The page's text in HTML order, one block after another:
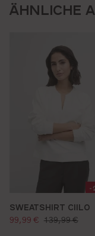
ÄHNLICHE
-
SWEATSHIRT CIILO
verkaufspreis:
99,99 € regulärer
139,99 €